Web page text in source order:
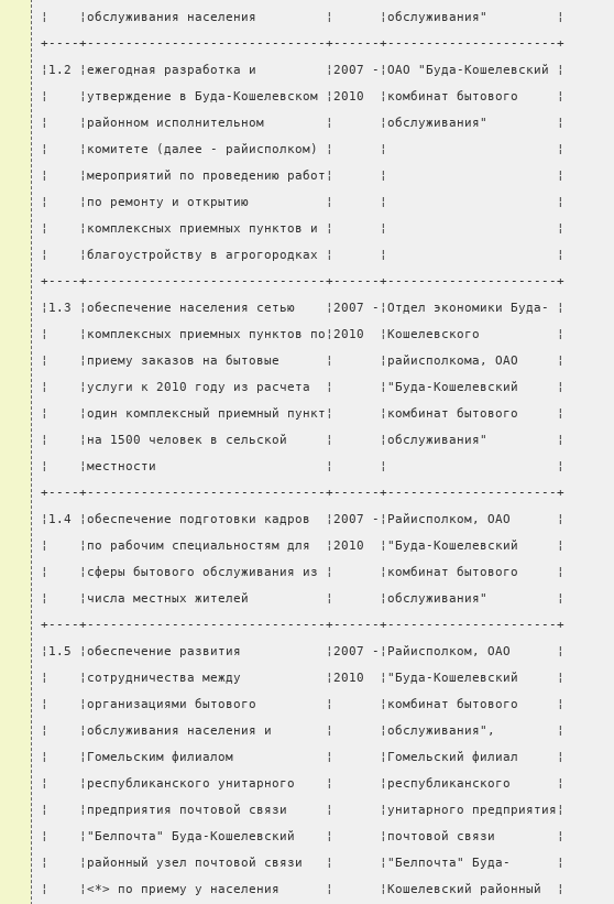
¦    ¦обслуживания населения         ¦      ¦обслуживания"         ¦
+----+-------------------------------+------+----------------------+
¦1.2 ¦ежегодная разработка и         ¦2007 -¦ОАО "Буда-Кошелевский ¦
¦    ¦утверждение в Буда-Кошелевском ¦2010  ¦комбинат бытового     ¦
¦    ¦районном исполнительном        ¦      ¦обслуживания"         ¦
¦    ¦комитете (далее - райисполком) ¦      ¦                      ¦
¦    ¦мероприятий по проведению работ¦      ¦                      ¦
¦    ¦по ремонту и открытию          ¦      ¦                      ¦
¦    ¦комплексных приемных пунктов и ¦      ¦                      ¦
¦    ¦благоустройству в агрогородках ¦      ¦                      ¦
+----+-------------------------------+------+----------------------+
¦1.3 ¦обеспечение населения сетью    ¦2007 -¦Отдел экономики Буда- ¦
¦    ¦комплексных приемных пунктов по¦2010  ¦Кошелевского          ¦
¦    ¦приему заказов на бытовые      ¦      ¦райисполкома, ОАО     ¦
¦    ¦услуги к 2010 году из расчета  ¦      ¦"Буда-Кошелевский     ¦
¦    ¦один комплексный приемный пункт¦      ¦комбинат бытового     ¦
¦    ¦на 1500 человек в сельской     ¦      ¦обслуживания"         ¦
¦    ¦местности                      ¦      ¦                      ¦
+----+-------------------------------+------+----------------------+
¦1.4 ¦обеспечение подготовки кадров  ¦2007 -¦Райисполком, ОАО      ¦
¦    ¦по рабочим специальностям для  ¦2010  ¦"Буда-Кошелевский     ¦
¦    ¦сферы бытового обслуживания из ¦      ¦комбинат бытового     ¦
¦    ¦числа местных жителей          ¦      ¦обслуживания"         ¦
+----+-------------------------------+------+----------------------+
¦1.5 ¦обеспечение развития           ¦2007 -¦Райисполком, ОАО      ¦
¦    ¦сотрудничества между           ¦2010  ¦"Буда-Кошелевский     ¦
¦    ¦организациями бытового         ¦      ¦комбинат бытового     ¦
¦    ¦обслуживания населения и       ¦      ¦обслуживания",        ¦
¦    ¦Гомельским филиалом            ¦      ¦Гомельский филиал     ¦
¦    ¦республиканского унитарного    ¦      ¦республиканского      ¦
¦    ¦предприятия почтовой связи     ¦      ¦унитарного предприятия¦
¦    ¦"Белпочта" Буда-Кошелевский    ¦      ¦почтовой связи        ¦
¦    ¦районный узел почтовой связи   ¦      ¦"Белпочта" Буда-      ¦
¦    ¦<*> по приему у населения      ¦      ¦Кошелевский районный  ¦